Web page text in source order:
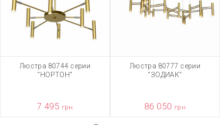
Люстра 80744 серии
"НОРТОН"
7 495 грн
Люстра 80777 серии
"ЗОДИАК"
86 050 грн